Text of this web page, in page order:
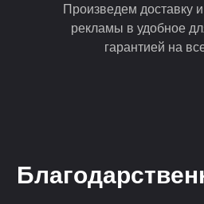
Произведем доставку
рекламы в удобное
гарантией на